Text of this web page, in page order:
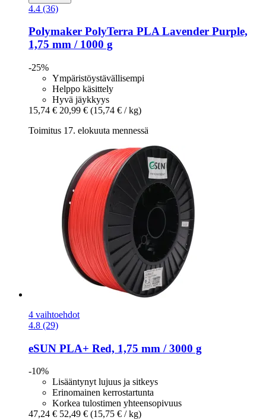
4.4 (36)
Polymaker PolyTerra PLA Lavender Purple,
1,75 mm / 1000 g
-25%
Ympäristöystävällisempi
Helppo käsittely
Hyvä jäykkyys
15,74 € 20,99 € (15,74 € / kg)
Toimitus 17. elokuuta mennessä
4 vaihtoehdot
4.8 (29)
eSUN PLA+ Red, 1,75 mm / 3000 g
-10%
Lisääntynyt lujuus ja sitkeys
Erinomainen kerrostartunta
Korkea tulostimen yhteensopivuus
47,24 € 52,49 € (15,75 € / kg)